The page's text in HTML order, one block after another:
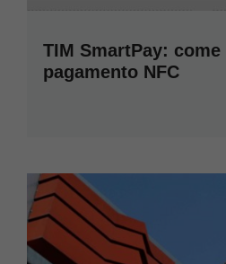
TIM SmartPay: come
pagamento NFC